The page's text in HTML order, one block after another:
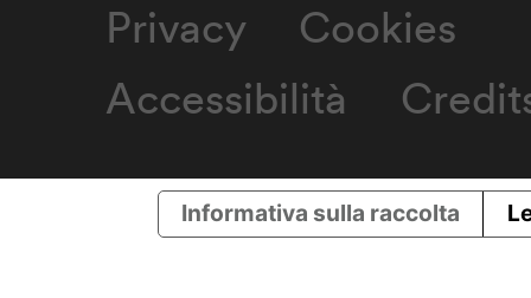
Privacy
Cookies
Accessibilità
Informativa sulla raccolta